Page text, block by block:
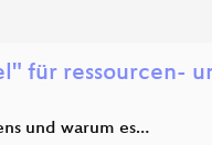
für ressourcen-
und warum es…